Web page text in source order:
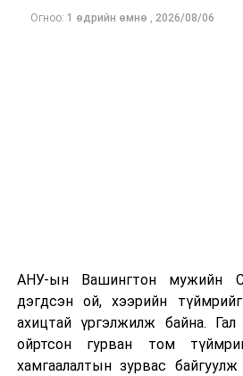
Одоогоор дэлбэрэлтийн
Огноо: 1 өдрийн өмнө , 2026/08/06
АНУ-ын Вашингтон мужийн
дэгдсэн ой, хээрийн
ахицтай үргэлжилж байна.
ойртсон гурван том
хамгаалалтын зурвас